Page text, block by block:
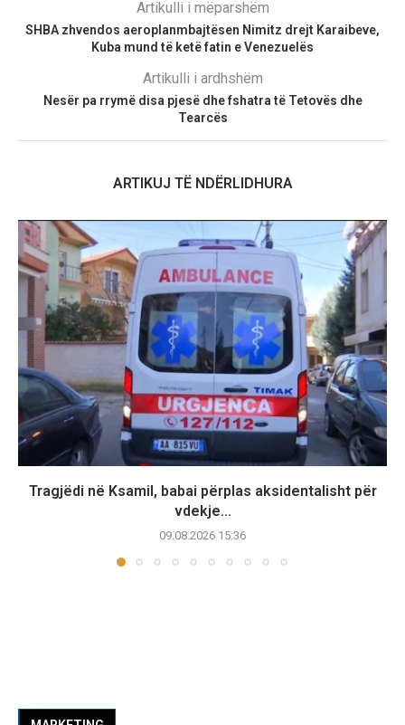
Artikulli i mëparshëm
SHBA zhvendos aeroplanmbajtësen Nimitz drejt Karaibeve,
Kuba mund të ketë fatin e Venezuelës
Artikulli i ardhshëm
Nesër pa rrymë disa pjesë dhe fshatra të Tetovës dhe
Tearcës
ARTIKUJ TË NDËRLIDHURA
Tragjëdi në Ksamil, babai përplas aksidentalisht për
vdekje...
09.08.2026 15:36